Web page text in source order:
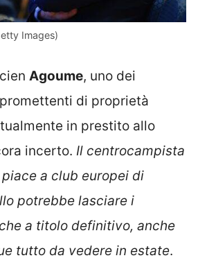
Images)
Agoume, uno dei
di proprietà
in prestito allo
incerto. Il centrocampista
a club europei di
potrebbe lasciare i
a titolo definitivo, anche
tutto da vedere in estate.